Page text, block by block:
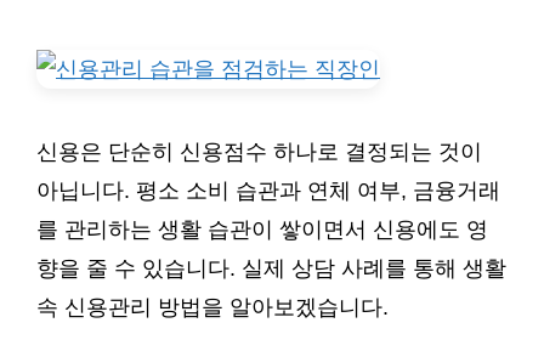
신용은 단순히 신용점수 하나로 결정되는 것이
아닙니다. 평소 소비 습관과 연체 여부, 금융거래
를 관리하는 생활 습관이 쌓이면서 신용에도 영
향을 줄 수 있습니다. 실제 상담 사례를 통해 생활
속 신용관리 방법을 알아보겠습니다.